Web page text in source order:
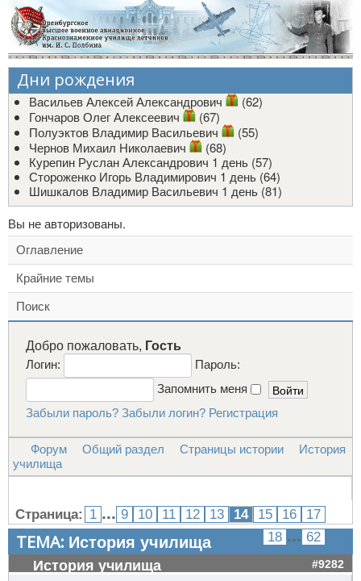
Дни рождения
Васильев Алексей Александрович
(62)
Гончаров Олег Алексеевич
(67)
Полуэктов Владимир Васильевич
(55)
Чернов Михаил Николаевич
(68)
Курепин Руслан Александрович 1 день (57)
Стороженко Игорь Владимирович 1 день (64)
Шишкалов Владимир Васильевич 1 день (81)
Вы не авторизованы.
Оглавление
Крайние темы
Поиск
Добро пожаловать, Гость
Логин:
Пароль:
Запомнить меня
Забыли пароль? Забыли логин? Регистрация
Форум Общий раздел Страницы истории
История
училища
Страница: 1 ... 9 10 11 12 13 14 15 16
17
18 ... 62
ТЕМА: История училища
История училища #9282